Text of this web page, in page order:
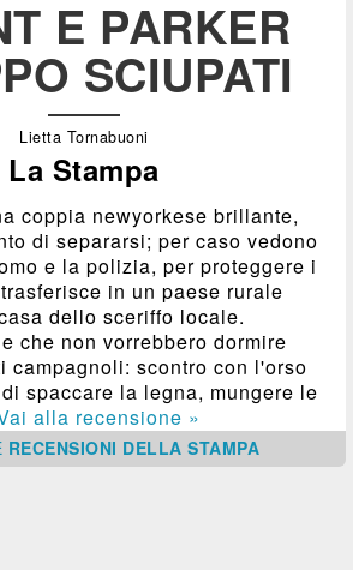
E PARKER
SCIUPATI
Lietta Tornabuoni
La Stampa
coppia newyorkese brillante,
di separarsi; per caso vedono
e la polizia, per proteggere i
in un paese rurale
dello sceriffo locale.
che non vorrebbero dormire
campagnoli: scontro con l'orso
spaccare la legna, mungere le
alla recensione »
RECENSIONI DELLA STAMPA